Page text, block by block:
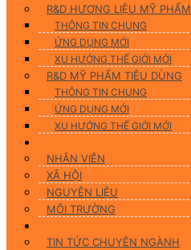
R&D HƯƠNG LIỆU MỸ PHẨM
THÔNG TIN CHUNG
ỨNG DỤNG MỚI
XU HƯỚNG THẾ GIỚI MỚI
R&D MỸ PHẨM TIÊU DÙNG
THÔNG TIN CHUNG
ỨNG DỤNG MỚI
XU HƯỚNG THẾ GIỚI MỚI
NHÂN VIÊN
XÃ HỘI
NGUYÊN LIỆU
MÔI TRƯỜNG
TIN TỨC CHUYÊN NGÀNH